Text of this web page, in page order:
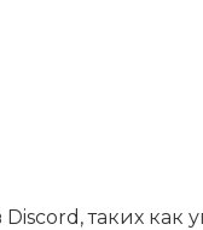
Discord, таких